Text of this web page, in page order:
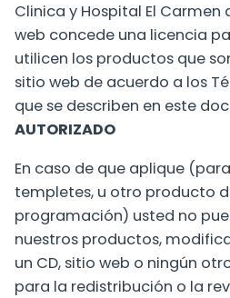
Clinica y Hospital El Carmen
web concede una licencia
utilicen los productos que
sitio web de acuerdo a los
que se describen en este
AUTORIZADO
En caso de que aplique
templetes, u otro producto
programación) usted no
nuestros productos,
un CD, sitio web o ningún
para la redistribución o la